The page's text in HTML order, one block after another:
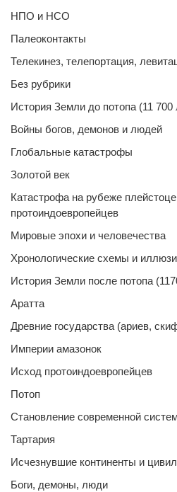
НПО и НСО
Палеоконтакты
Телекинез, телепортация,
Без рубрики
История Земли до потопа (11 700
Войны богов, демонов и людей
Глобальные катастрофы
Золотой век
Катастрофа на рубеже
протоиндоевропейцев
Мировые эпохи и человечества
Хронологические схемы и
История Земли после потопа
Аратта
Древние государства (ариев,
Империи амазонок
Исход протоиндоевропейцев
Потоп
Становление современной
Тартария
Исчезнувшие континенты и
Боги, демоны, люди